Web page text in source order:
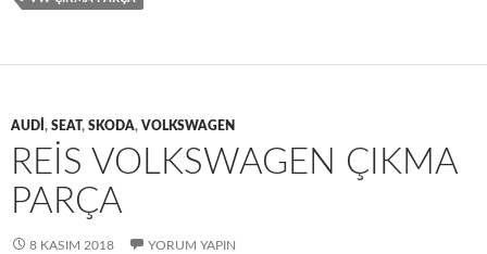
AUDI , SEAT, SKODA, VOLKSWAGEN
REIS VOLKSWAGEN ÇIKMA
PARÇA
8 KASIM 2018 YORUM YAPIN